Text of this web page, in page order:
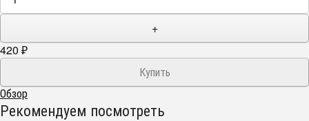
+
420 ₽
Обзор
Рекомендуем посмотреть